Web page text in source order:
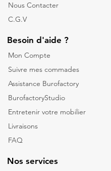
Nous Contacter
C.G.V
Besoin d'aide ?
Mon Compte
Suivre mes commades
Assistance Burofactory
BurofactoryStudio
Entretenir votre mobilier
Livraisons
FAQ
Nos services